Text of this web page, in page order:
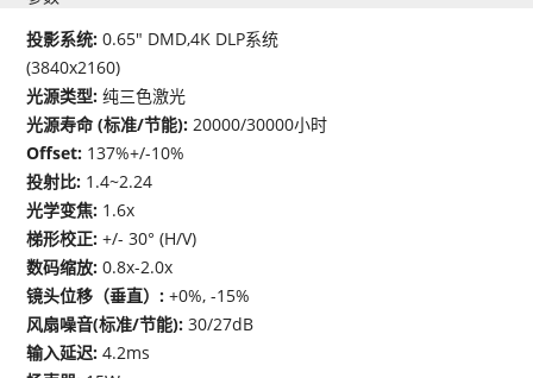
投影系统:0.65" DMD,4K DLP系统
(3840x2160)
光源类型:纯三色激光
光源寿命 (标准/节能): 20000/30000小时
Offset: 137%+/-10%
投射比: 1.4~2.24
光学变焦: 1.6x
梯形校正:+/- 30° (H/V)
数码缩放:0.8x-2.0x
镜头位移（垂直）:+0%, -15%
风扇噪音(标准/节能):30/27dB
输入延迟:4.2ms